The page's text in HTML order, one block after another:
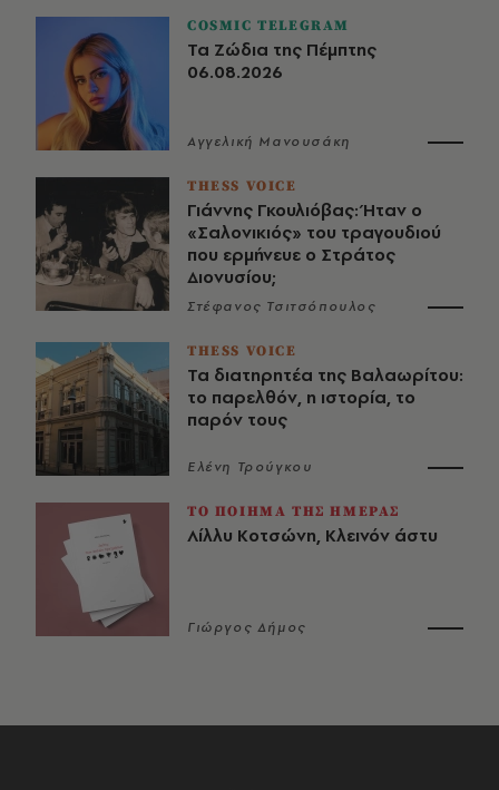
COSMIC TELEGRAM
Τα Ζώδια της Πέμπτης
06.08.2026
Αγγελική Μανουσάκη
THESS VOICE
Γιάννης Γκουλιόβας: Ήταν ο
«Σαλονικιός» του τραγουδιού
που ερμήνευε ο Στράτος
Διονυσίου;
Στέφανος Τσιτσόπουλος
THESS VOICE
Τα διατηρητέα της Βαλαωρίτου:
το παρελθόν, η ιστορία, το
παρόν τους
Ελένη Τρούγκου
ΤΟ ΠΟΙΗΜΑ ΤΗΣ ΗΜΕΡΑΣ
Λίλλυ Κοτσώνη, Κλεινόν άστυ
Γιώργος Δήμος